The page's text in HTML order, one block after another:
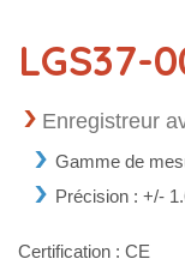
LGS37-
Enregistreur
Gamme de
Précision : +/-
Certification : CE